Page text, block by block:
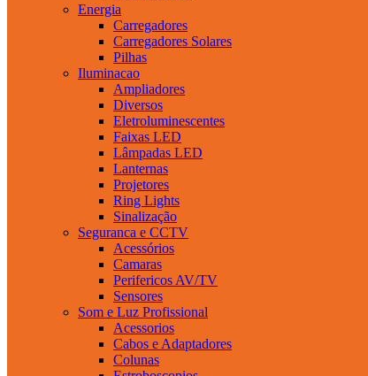
Energia
Carregadores
Carregadores Solares
Pilhas
Iluminacao
Ampliadores
Diversos
Eletroluminescentes
Faixas LED
Lâmpadas LED
Lanternas
Projetores
Ring Lights
Sinalização
Seguranca e CCTV
Acessórios
Camaras
Perifericos AV/TV
Sensores
Som e Luz Profissional
Acessorios
Cabos e Adaptadores
Colunas